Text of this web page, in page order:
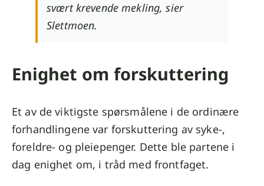
svært krevende mekling, sier
Slettmoen.
Enighet om forskuttering
Et av de viktigste spørsmålene i de ordinære
forhandlingene var forskuttering av syke-,
foreldre- og pleiepenger. Dette ble partene i
dag enighet om, i tråd med frontfaget.